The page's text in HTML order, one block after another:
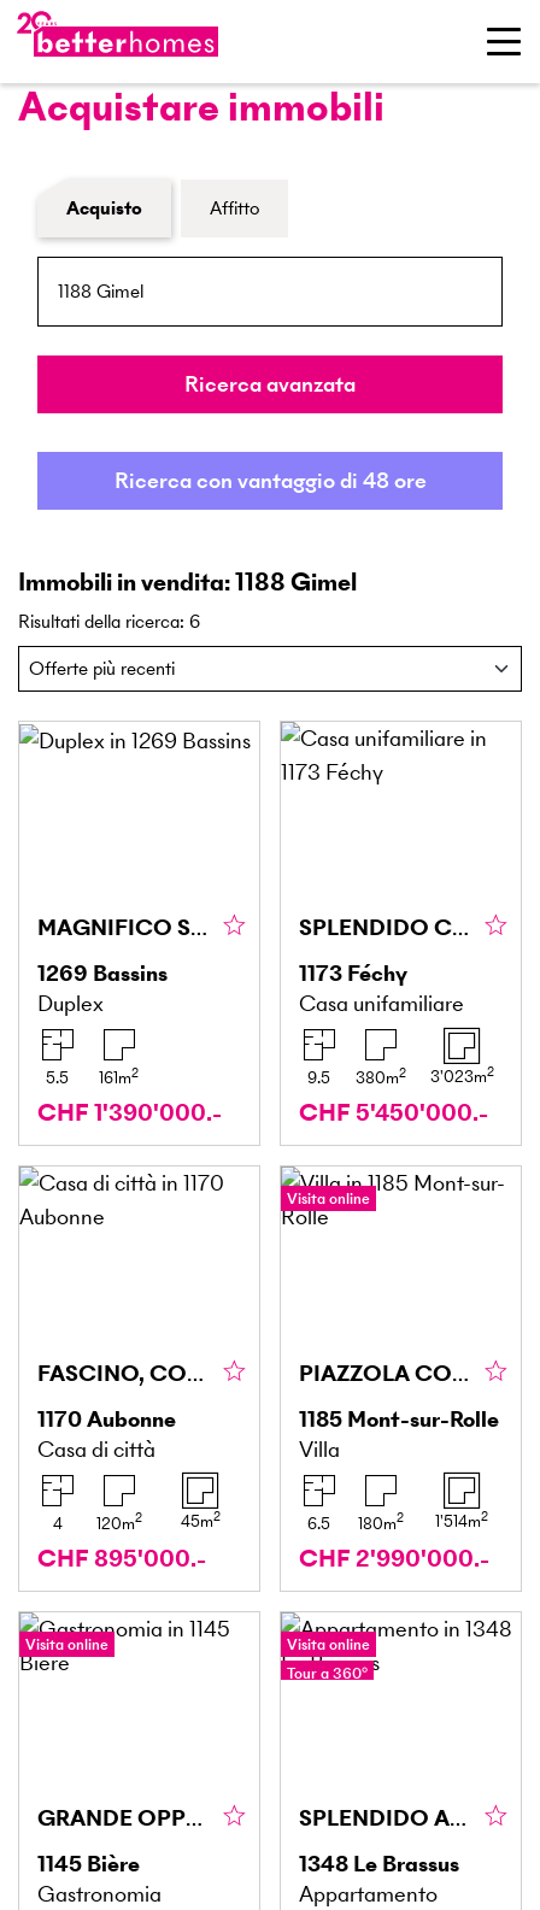
Acquistare immobili
Modulo di ricerca immobiliare
Acquisto Affitto
NPA / Località
Raggio
Ricerca avanzata
Ricerca con vantaggio di 48 ore
Immobili in vendita: 1188 Gimel
Risultati della ricerca: 6
MAGNIFICO SPAZIOSO E VISTA PANORAMICA SUL LAGO
1269 Bassins
Duplex
5.5 161m2
CHF 1'390'000.-
SPLENDIDO CON VISTA PANORAMICA SUL LAGO
1173 Féchy
Casa unifamiliare
9.5 380m2 3'023m2
CHF 5'450'000.-
FASCINO, COMFORT E AUTENTICITÀ
1170Aubonne
Casa di città
4 120m2 45m2
CHF 895'000.-
Visita online
PIAZZOLA CON SPLENDIDA VISTA E PISCINA
1185 Mont-sur-Rolle
Villa
6.5 180m2 1'514m2
CHF 2'990'000.-
Visita online
GRANDE OPPORTUNITÀ DI RISTRUTTURAZIONE
1145 Bière
Gastronomia
Visita online
Tour a 360°
SPLENDIDO APPARTAMENTO DAL DESIGN CONTEMPORANEO
1348 Le Brassus
Appartamento